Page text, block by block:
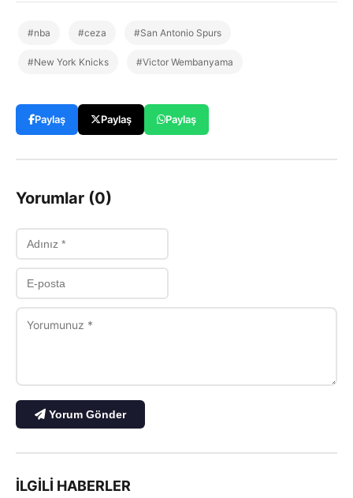
#nba #ceza #San Antonio Spurs
#New York Knicks #Victor Wembanyama
Paylaş Paylaş Paylaş
Yorumlar (0)
Yorum Gönder
İLGILI HABERLER